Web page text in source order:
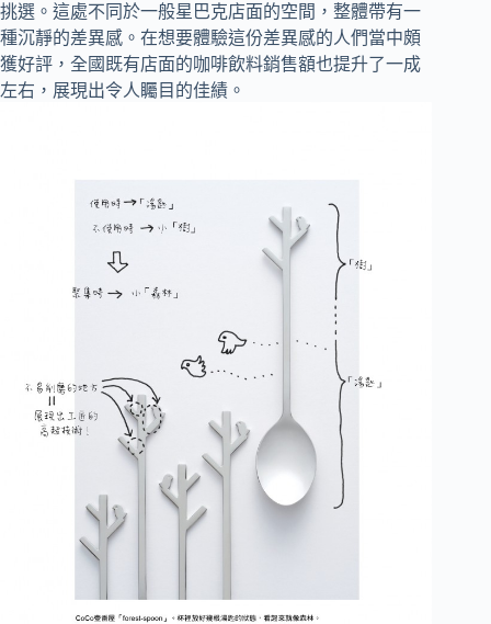
挑選。這處不同於一般星巴克店面的空間，整體帶有一
種沉靜的差異感。在想要體驗這份差異感的人們當中頗
獲好評，全國既有店面的咖啡飲料銷售額也提升了一成
左右，展現出令人矚目的佳績。